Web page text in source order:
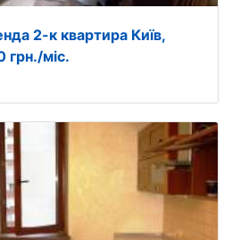
2-к квартира Київ,
грн./міс.